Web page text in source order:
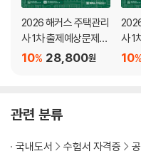
Chapter 03 소유권
Chapter 04 용익물권
Chapter 05 담보물권
제 3 편 계약법
제 4 편 민사특별법
Chapter 02 상가건물 임대차보호
2026 해커스 주택관리
사 1차 출제예상문제집
민법 28,800원
10%
사 1
약
10%
관련 분류
국내도서 수험서 자격증